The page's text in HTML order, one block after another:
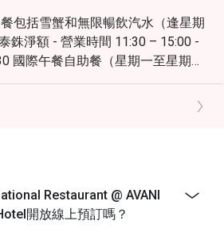
包括雪蟹和無限暢飲汽水（逢星期
銖淨額 - 營業時間 11:30 – 15:00 -
國際午餐自助餐（星期一至星期
- 正價 699 泰銖淨額 - 最後點餐時間
式晚餐自助餐（每日） 18:00 –
泰銖淨額 - 最後點餐時間 21:30
Restaurant @ AVANI
開放線上預訂嗎？